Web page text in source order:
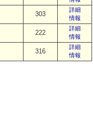
303
詳細
情報
222
詳細
情報
316
詳細
情報